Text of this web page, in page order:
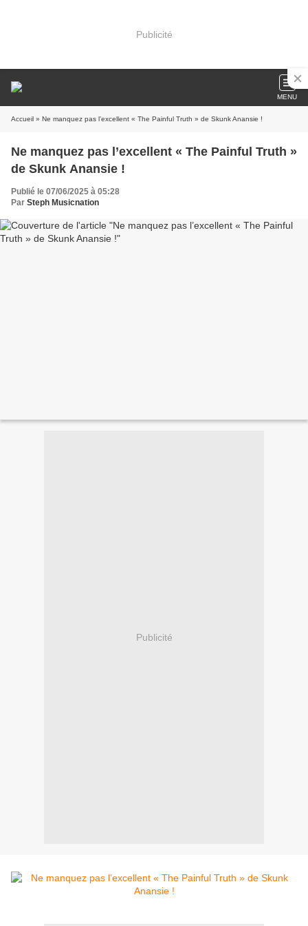
Publicité
MENU
Accueil » Ne manquez pas l’excellent « The Painful Truth » de Skunk Anansie !
Ne manquez pas l’excellent « The Painful Truth »
de Skunk Anansie !
Publié le 07/06/2025 à 05:28
Par Steph Musicnation
Publicité